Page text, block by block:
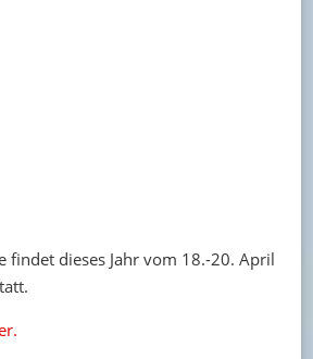
findet dieses Jahr vom 18.-20. April